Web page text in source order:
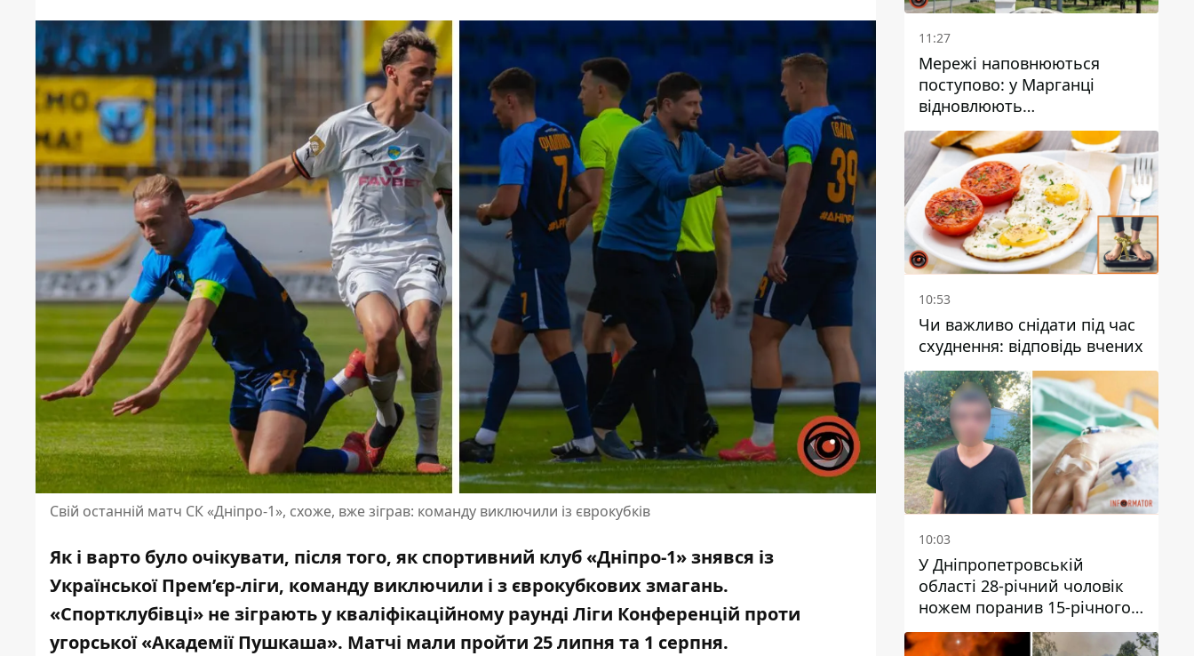
Свій останній матч СК «Дніпро-1», схоже, вже зіграв: команду виключили із єврокубків
Як і варто було очікувати, після того, як спортивний клуб «Дніпро-1» знявся із
Української Прем’єр-ліги, команду виключили і з єврокубкових змагань.
«Спортклубівці» не зіграють укваліфікаційному раунді Ліги Конференцій проти
угорської «Академії Пушкаша». Матчі мали пройти 25 липня та 1 серпня.
11:27
Мережі наповнюються
поступово: у Марганці
відновлюють
водопостачання
10:53
Чи важливо снідати під час
схуднення: відповідь вчених
10:03
У Дніпропетровській
області 28-річний чоловік
ножем поранив 15-річного
хлопця